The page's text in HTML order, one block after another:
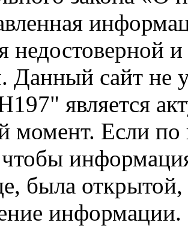
недостоверной
Данный сайт не
является
момент. Если
чтобы
была открытой,
информации.